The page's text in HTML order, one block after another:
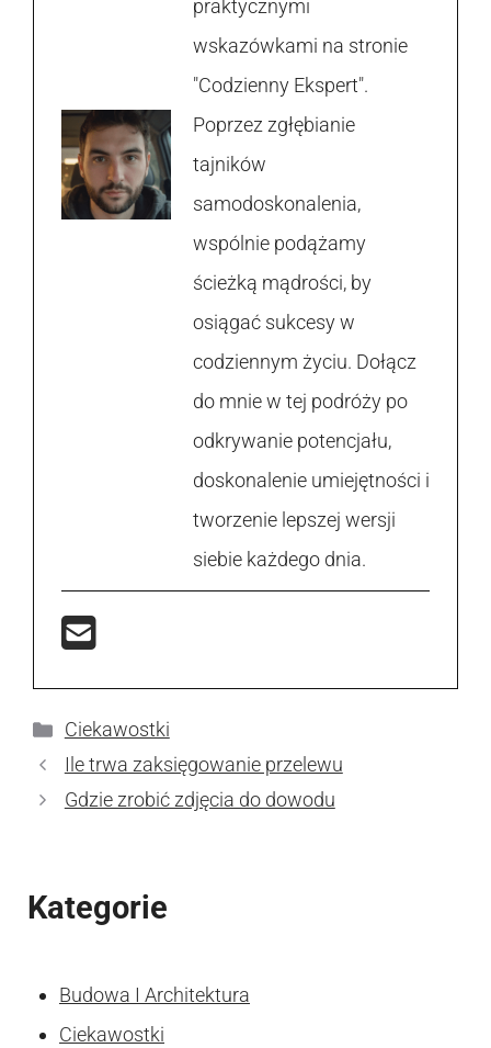
praktycznymi
wskazówkami na stronie
"Codzienny Ekspert".
Poprzez zgłębianie
tajników
samodoskonalenia,
wspólnie podążamy
ścieżką mądrości, by
osiągać sukcesy w
codziennym życiu. Dołącz
do mnie w tej podróży po
odkrywanie potencjału,
doskonalenie umiejętności i
tworzenie lepszej wersji
siebie każdego dnia.
Kategorie
Ciekawostki
Ile trwa zaksięgowanie przelewu
Gdzie zrobić zdjęcia do dowodu
Kategorie
Budowa I Architektura
Ciekawostki